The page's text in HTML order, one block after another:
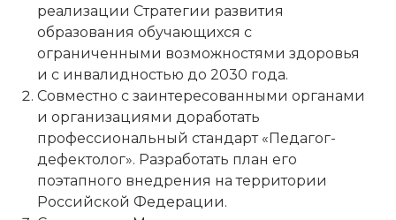
реализации Стратегии развития
образования обучающихся с
ограниченными возможностями здоровья
и с инвалидностью до 2030 года.
Совместно с заинтересованными органами
и организациями доработать
профессиональный стандарт «Педагог-
дефектолог». Разработать план его
поэтапного внедрения на территории
Российской Федерации.